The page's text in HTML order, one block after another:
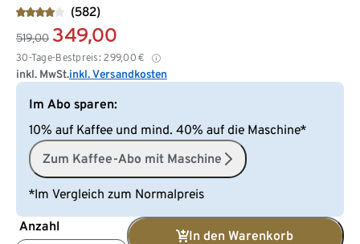
(582)
519,00 349,00
30-Tage-Bestpreis: 299,00 €
inkl. MwSt.inkl. Versandkosten
Im Abo sparen:
10% auf Kaffee und mind. 40% auf die Maschine*
Zum Kaffee-Abo mit Maschine
*Im Vergleich zum Normalpreis
Anzahl
In den Warenkorb